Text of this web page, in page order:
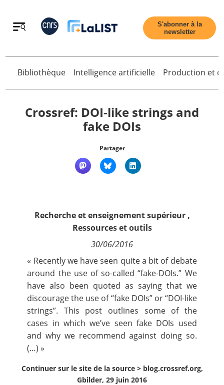
Retour
Nous suivre
S'abonner à la
newsletter
Bibliothèque Intelligence artificielle Production et
Crossref: DOI-like strings and
fake DOIs
Partager
Recherche et enseignement supérieur,
Ressources et outils
30/06/2016
« Recently we have seen quitea bit of debate
around the use of so-called “fake-DOIs.” We
have also been quoted as saying that we
discourage the use of “fake DOIs” or “DOI-like
strings”. This post outlines some of the
cases in which we’ve seen fake DOIs used
and why we recommend against doing so.
(…) »
Continuer sur le site de la source > blog.crossref.org,
Gbilder, 29 juin 2016